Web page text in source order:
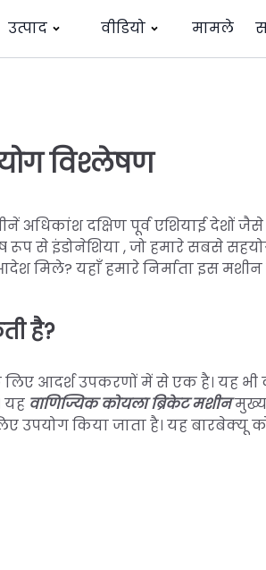
उत्पाद वीडियो मामले
विश्लेषण
अधिकांश दक्षिण पूर्व एशियाई देशों
रूप से इंडोनेशिया , जो हमारे सबसे
मिले? यहाँ हमारे निर्माता इस
है?
लिए आदर्श उपकरणों में से एक है। यह भी
यह वाणिज्यिक कोयला ब्रिकेटमशीन
उपयोग किया जाता है। यह बारबेक्यू